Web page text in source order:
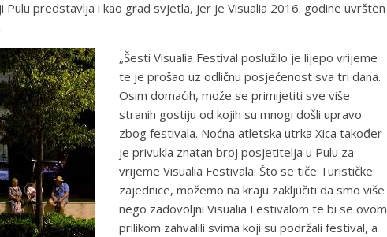
predstavlja i kao grad svjetla, jer je Visualia 2016. godine uvršten
„Šesti Visualia Festival poslužilo je lijepo vrijeme
te je prošao uz odličnu posjećenost sva tri dana.
Osim domaćih, može se primijetiti sve više
stranih gostiju od kojih su mnogi došli upravo
zbog festivala. Noćna atletska utrka Xica također
je privukla znatan broj posjetitelja u Pulu za
vrijeme Visualia Festivala. Što se tiče Turističke
zajednice, možemo na kraju zaključiti da smo više
nego zadovoljni Visualia Festivalom te bi se ovom
prilikom zahvalili svima koji su podržali festival, a